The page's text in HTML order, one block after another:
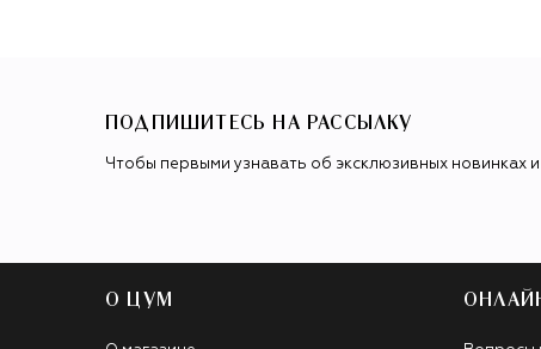
ПОДПИШИТЕСЬ НА РАССЫЛКУ
Чтобы первыми узнавать об эксклюзивных новинках
О ЦУМ